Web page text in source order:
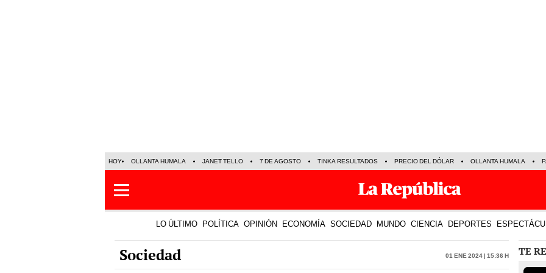
HOY OLLANTA HUMALA JANET TELLO 7 DE AGOSTO TINKA RESULTADOS PRECIO DEL DÓLAR OLLANTA HUMALA
LO ÚLTIMO POLÍTICA OPINIÓN ECONOMÍA SOCIEDAD MUNDO CIENCIA DEPORTES
Sociedad 01 Ene 2024 | 15:36 h TE